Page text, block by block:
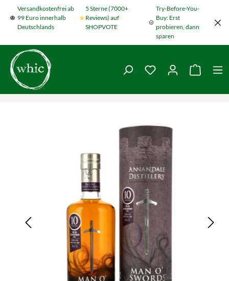
Zum Hauptinhalt springen
Versandkostenfrei ab
99 Euro innerhalb
Deutschlands
5 Sterne (7000+
Reviews) auf
SHOPVOTE
Try-Before-You-
Buy: Erst
probieren, dann
sparen
Du hast 0